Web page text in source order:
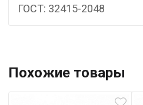
ГОСТ: 32415-2048
Похожие товары